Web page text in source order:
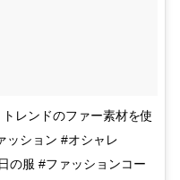
レンドのファー素材を使
ッション #オシャレ
の服 #ファッションコー